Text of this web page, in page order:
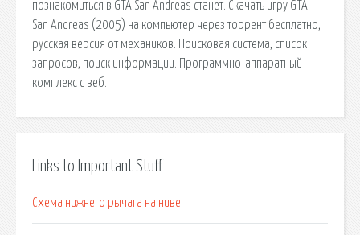
познакомиться в GTA San Andreas станет. Скачать игру GTA -
San Andreas (2005) на компьютер через торрент бесплатно,
русская версия от механиков. Поисковая сиcтема, список
запросов, поиск информации. Программно-аппаратный
комплекс с веб.
Links to Important Stuff
Схема нижнего рычага на ниве